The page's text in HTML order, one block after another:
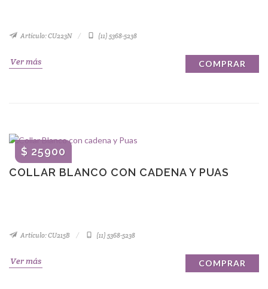
Artículo: CU223N (11) 5368-5238
Ver más COMPRAR
COLLAR BLANCO CON CADENA Y PUAS
$ 25900
Artículo: CU215B (11) 5368-5238
Ver más COMPRAR